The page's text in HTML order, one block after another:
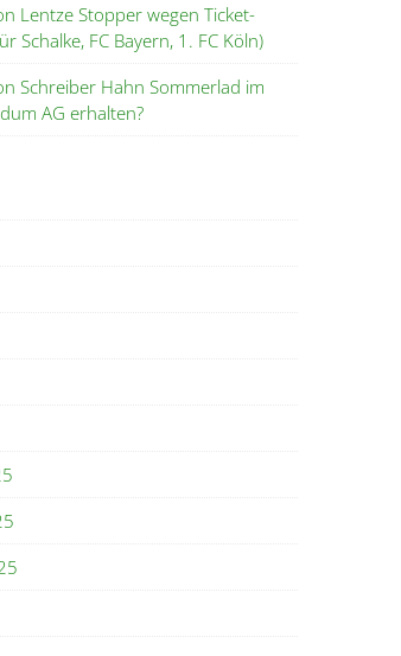
Lentze Stopper wegen Ticket-
Schalke, FC Bayern, 1. FC Köln)
Schreiber Hahn Sommerlad im
AG erhalten?